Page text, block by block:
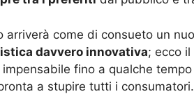
arriverà come di consueto un
davvero innovativa; ecco
fino a qualche
a stupire tutti i consumatori.